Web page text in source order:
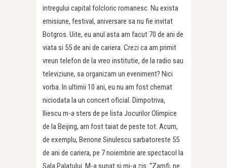
intregului capital folcloric romanesc. Nu exista
emisiune, festival, aniversare sa nu fie invitat
Botgros. Uite, eu anul asta am facut 70 de ani de
viata si 55 de ani de cariera. Crezi ca am primit
vreun telefon de la vreo institutie, de la radio sau
televiziune, sa organizam un eveniment? Nici
vorba. In ultimii 10 ani, eu nu am fost chemat
niciodata la un concert oficial. Dimpotriva,
Iliescu m-a sters de pe lista Jocurilor Olimpice
de la Beijing, am fost taiat de peste tot. Acum,
de exemplu, Benone Sinulescu sarbatoreste 55
de ani de cariera, pe 7 noiembrie are spectacol la
Sala Palatului. M-a sunat si mi-a zis: “Zamfi, ne